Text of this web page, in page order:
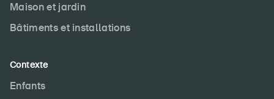
Maison et jardin
Bâtiments et installations
Contexte
Enfants